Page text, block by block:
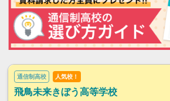
通信制高校 人気校！
飛鳥未来きぼう高等学校